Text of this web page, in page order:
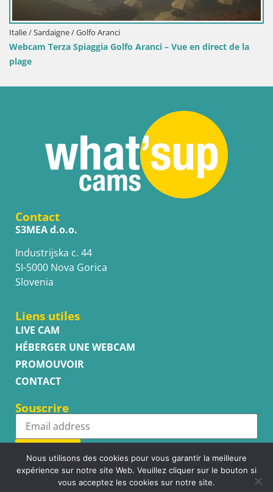
Italie / Sardaigne / Golfo Aranci
Webcam Terza Spiaggia Golfo Aranci – Vue en direct de la
plage
Contact
S3MEA d.o.o.
Industrijska c. 44
SI-5000 Nova Gorica
Slovenia
Liens utiles
LIVE CAM
HÉBERGER UNE WEBCAM
PROMOUVOIR
CONTACT
Souscrire
Subscribe
Nous utilisons des cookies pour vous garantir la meilleure
expérience sur notre site Web. Veuillez cliquer sur le bouton si
vous acceptez les cookies sur notre site.